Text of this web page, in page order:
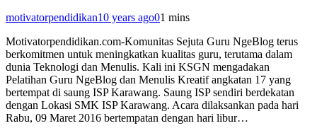
motivatorpendidikan10 years ago01 mins
Motivatorpendidikan.com-Komunitas Sejuta Guru NgeBlog terus
berkomitmen untuk meningkatkan kualitas guru, terutama dalam
dunia Teknologi dan Menulis. Kali ini KSGN mengadakan
Pelatihan Guru NgeBlog dan Menulis Kreatif angkatan 17 yang
bertempat di saung ISP Karawang. Saung ISP sendiri berdekatan
dengan Lokasi SMK ISP Karawang. Acara dilaksankan pada hari
Rabu, 09 Maret 2016 bertempatan dengan hari libur…